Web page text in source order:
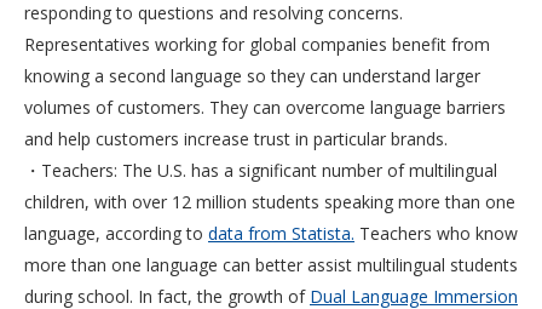
responding to questions and resolving concerns.
Representatives working for global companies benefit from
knowing a second language so they can understand larger
volumes of customers. They can overcome language barriers
and help customers increase trust in particular brands.
・Teachers: The U.S. has a significant number of multilingual
children, with over 12 million students speaking more than one
language, according to data from Statista. Teachers who know
more than one language can better assist multilingual students
during school. In fact, the growth of Dual Language Immersion